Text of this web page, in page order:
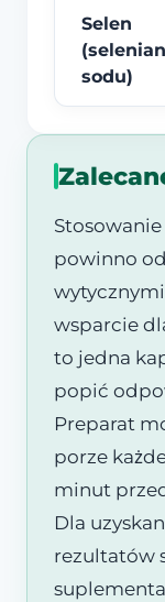
Selen
(selenian
sodu)
powinno
wsparcie
to jedna
popić
Preparat
porze
minut
Dla
rezultatów